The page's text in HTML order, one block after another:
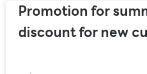
Promotion for
discount for new